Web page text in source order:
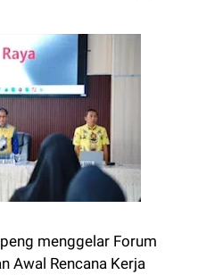
menggelar Forum
Awal Rencana Kerja